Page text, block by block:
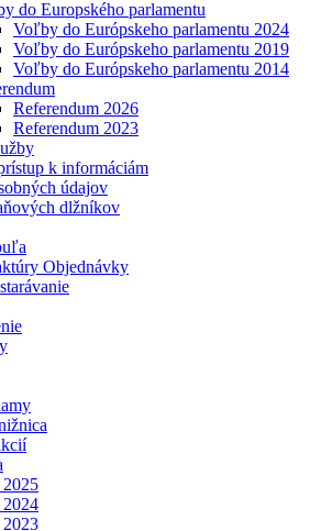
do Europského parlamentu
Voľby do Európskeho parlamentu 2024
Voľby do Európskeho parlamentu 2019
Voľby do Európskeho parlamentu 2014
Referendum 2026
Referendum 2023
k informáciám
údajov
dlžníkov
Objednávky